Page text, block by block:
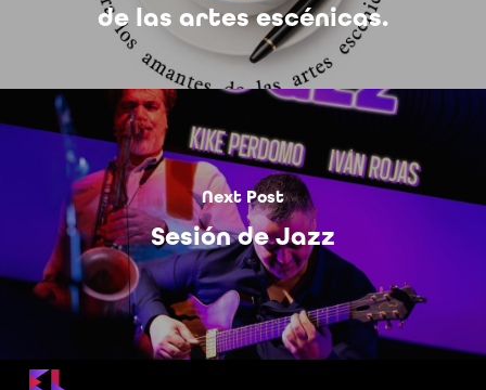
de las artes escénicas.
Next Post
Sesión de Jazz